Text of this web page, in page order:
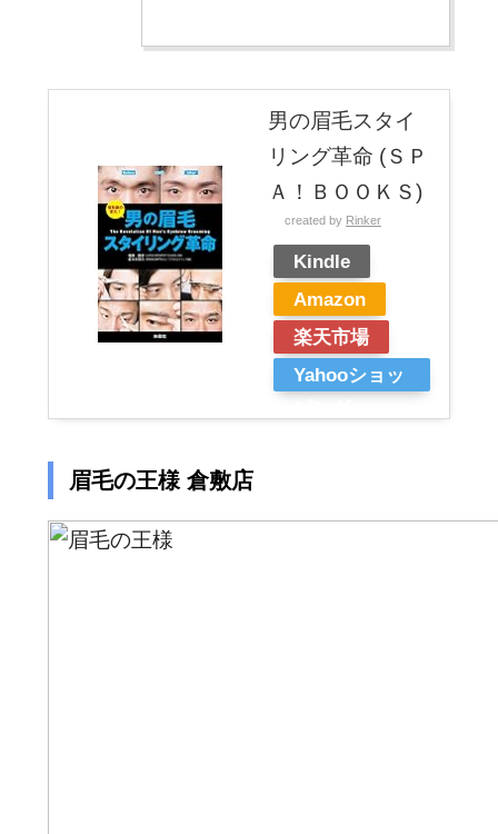
男の眉毛スタイ
リング革命 (ＳＰ
Ａ！ＢＯＯＫＳ)
created by Rinker
Kindle
Amazon
楽天市場
Yahooショッ
眉毛の王様 倉敷店